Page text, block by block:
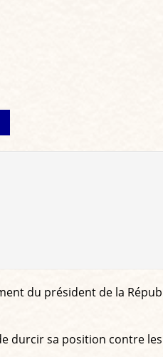
du président de la
durcir sa position contre